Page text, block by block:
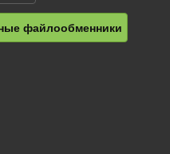
файлообменники